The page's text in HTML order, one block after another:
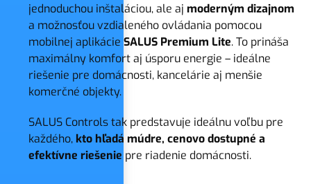
jednoduchou inštaláciou, ale aj moderným dizajnom
a možnosťou vzdialeného ovládania pomocou
mobilnej aplikácie SALUS Premium Lite. To prináša
maximálny komfort aj úsporu energie – ideálne
riešenie pre domácnosti, kancelárie aj menšie
komerčné objekty.
SALUS Controls tak predstavuje ideálnu voľbu pre
každého, kto hľadá múdre, cenovo dostupné a
efektívne riešenie pre riadenie domácnosti.